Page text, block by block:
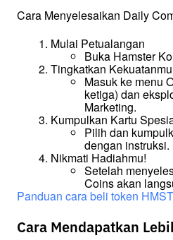
Cara Menyelesaikan Daily
Mulai Petualangan
Buka Hamster
Tingkatkan Kekuatanmu
Masuk ke menu
ketiga) dan
Marketing.
Kumpulkan Kartu
Pilih dan
dengan instruksi.
Nikmati Hadiahmu!
Setelah
Coins akan
Panduan cara beli token
Cara Mendapatkan